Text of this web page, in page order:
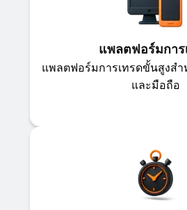
แพลตฟอร์มการ
แพลตฟอร์มการเทรดขั้นสูงสำ
และมือถือ